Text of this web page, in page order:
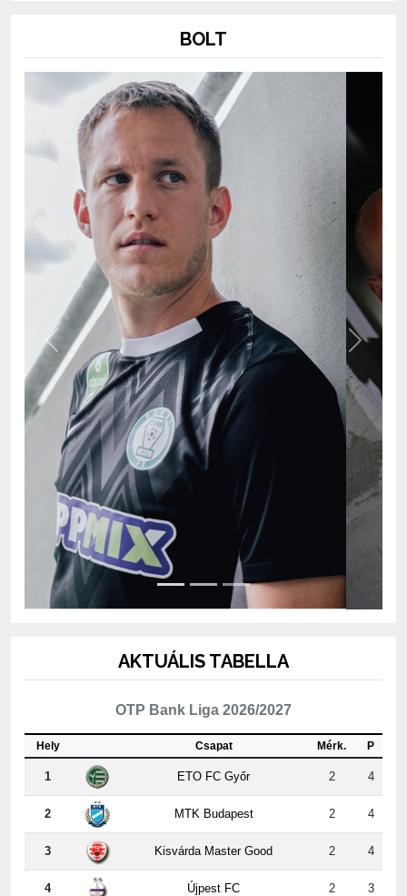
Previous Next
OTP Bank Liga 2026/2027
Csapat
1 ETO FC Győr 2 4
2 MTK Budapest 2 4
3 Kisvárda Master Good 2 4
4 Újpest FC 2 3
5 ZTE FC 2 3